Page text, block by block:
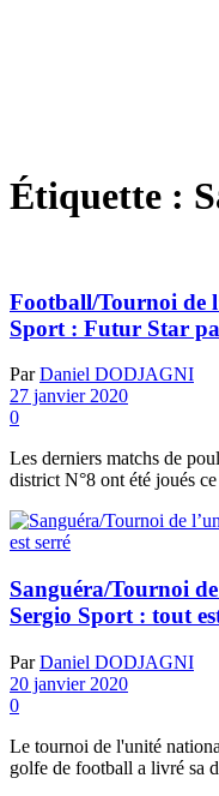
Étiquette :
Football/Tournoi de
Sport : Futur Star
Par Daniel DODJAGNI
27 janvier 2020
0
Les derniers matchs de
district N°8 ont été joués
Sanguéra/Tournoi
Sergio Sport : tout
Par Daniel DODJAGNI
20 janvier 2020
0
Le tournoi de l'unité
golfe de football a livré sa